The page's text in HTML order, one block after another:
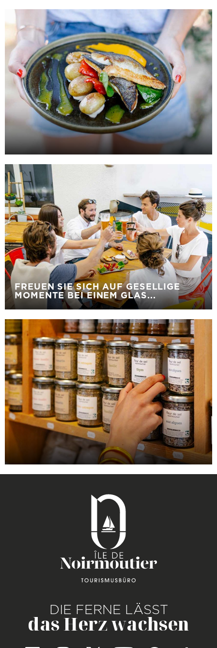
FREUEN SIE SICH AUF GESELLIGE
MOMENTE BEI EINEM GLAS...
DIE FERNE LÄSST
das Herz wachsen